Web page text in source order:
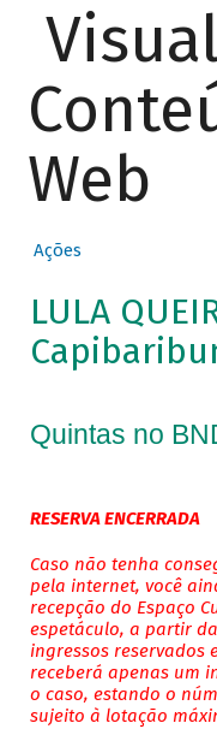
Web
Ações
LULA
Quintas no
RESERVA ENCERRADA
Caso não tenha
pela internet, você
recepção do Espaço
espetáculo, a partir
ingressos reservados
receberá apenas um
o caso, estando o
sujeito à lotação